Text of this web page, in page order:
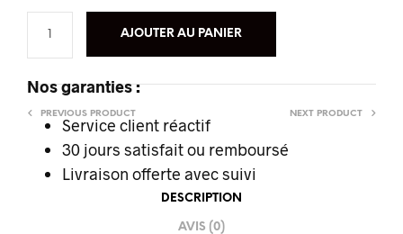
AJOUTER AU PANIER
Nos garanties :
Service client réactif
30 jours satisfait ou remboursé
Livraison offerteavec suivi
PREVIOUS PRODUCT NEXT PRODUCT
DESCRIPTION
AVIS (0)